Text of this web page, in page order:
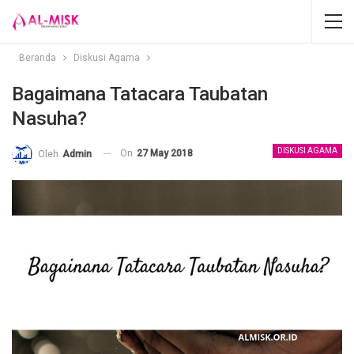
Beranda Diskusi Agama
Bagaimana Tatacara Taubatan
Nasuha?
DISKUSI AGAMA
Oleh Admin On 27 May 2018